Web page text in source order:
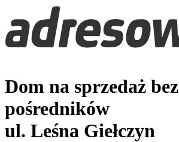
Dom na sprzedaż bez
pośredników
ul. Leśna Giełczyn